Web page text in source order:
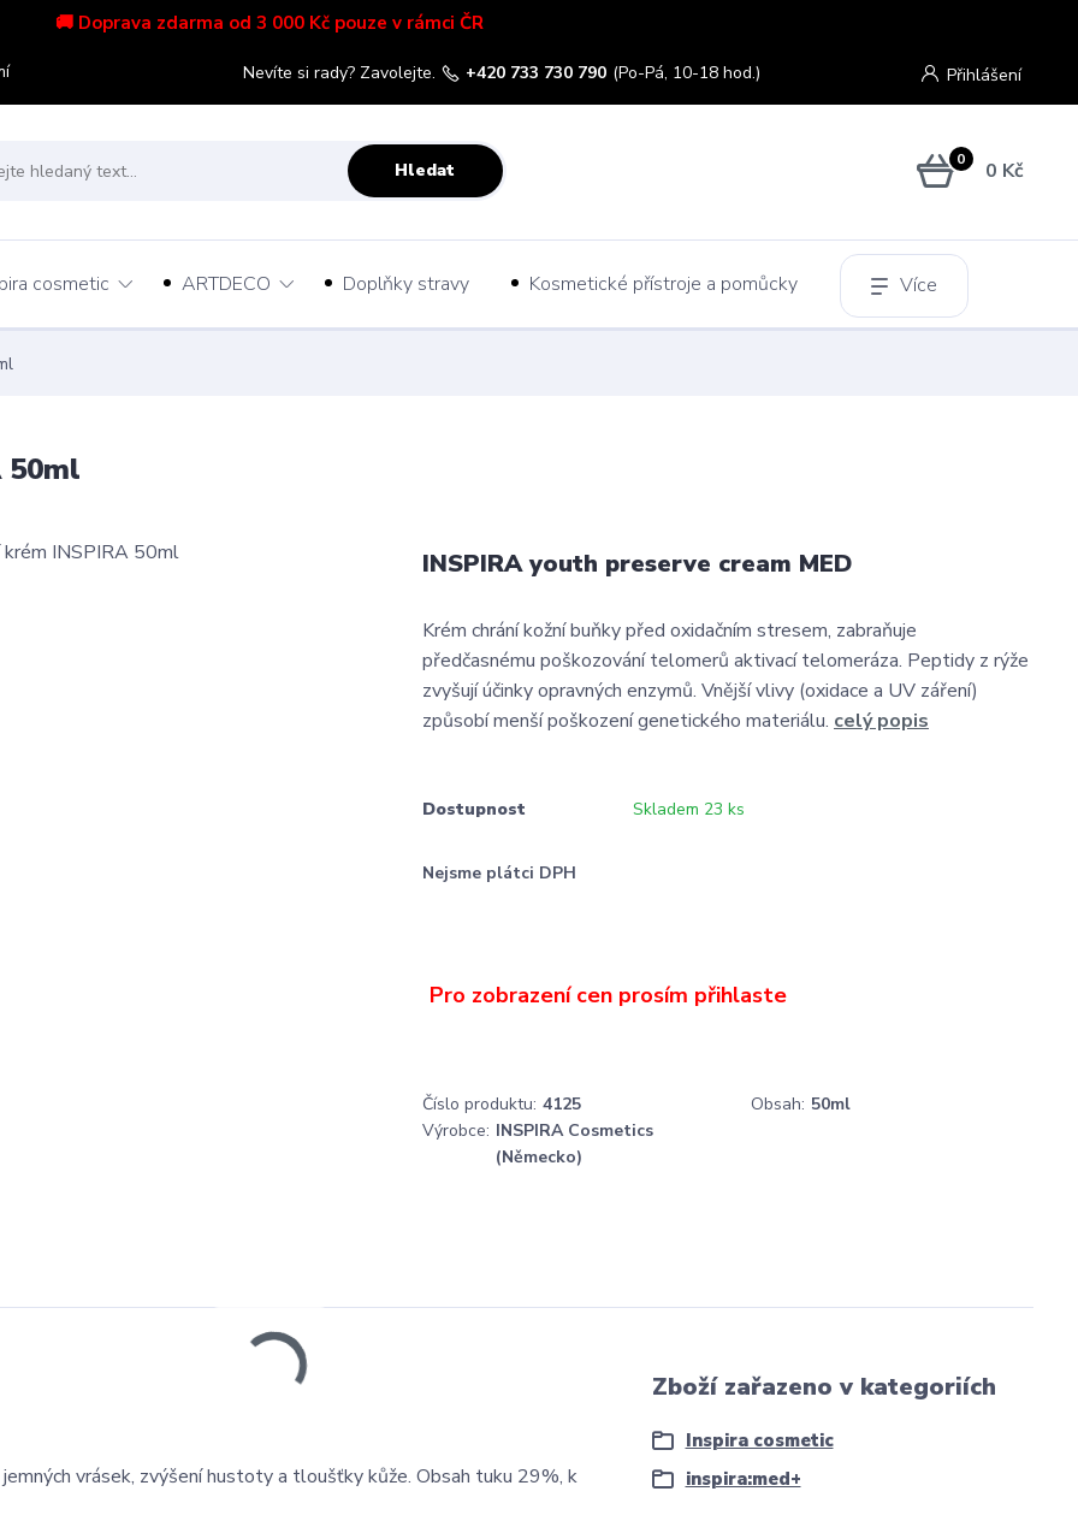
🚚 Doprava zdarma od 3 000 Kč pouze v rámci ČR
Přihlášení
Hledat
Nevíte si rady? Zavolejte. +420 733 730 790 (Po-Pá, 10-18 hod.)
0 0 Kč
cosmetic ARTDECO Doplňky stravy Kosmetické přístroje a pomůcky Více
50ml
INSPIRA youth preserve cream MED
Krém chrání kožní buňky před oxidačním stresem, zabraňuje
předčasnému poškozování telomerů aktivací telomeráza. Peptidy z rýže
zvyšují účinky opravných enzymů. Vnější vlivy (oxidace a UV záření)
způsobí menší poškození genetického materiálu. celý popis
Dostupnost Skladem 23 ks
Nejsme plátci DPH
Číslo produktu: 4125 Obsah: 50ml
Výrobce: INSPIRA Cosmetics
(Německo)
vrásek, zvýšení hustoty a tloušťky kůže. Obsah tuku 29%, k
Zboží zařazeno v kategoriích
Inspira cosmetic
inspira:med+